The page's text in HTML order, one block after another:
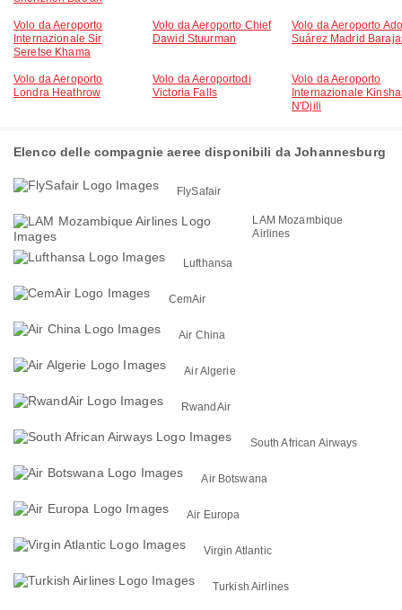
Volo da Aeroporto
Internazionale Sir
Seretse Khama
Volo da Aeroporto Chief
Dawid Stuurman
Volo da Aeroporto
Suárez Madrid
Volo da Aeroporto
Londra Heathrow
Volo da Aeroportodi
Victoria Falls
Volo da Aeroporto
Internazionale
N'Djili
Elenco delle compagnie aeree disponibili da Johannesburg
FlySafair
LAM Mozambique
Airlines
Lufthansa
CemAir
Air China
Air Algerie
RwandAir
South African Airways
Air Botswana
Air Europa
Virgin Atlantic
Turkish Airlines